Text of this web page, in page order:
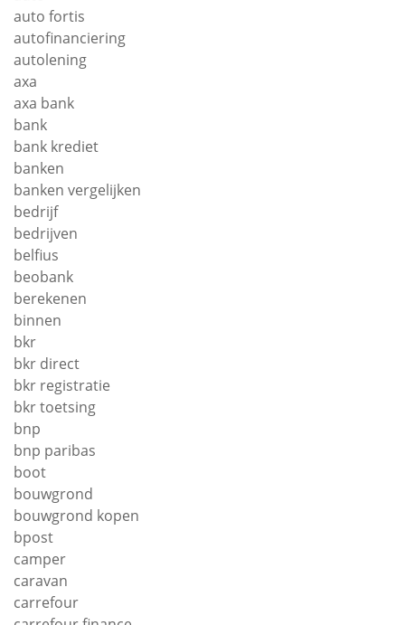
auto fortis
autofinanciering
autolening
axa
axa bank
bank
bank krediet
banken
banken vergelijken
bedrijf
bedrijven
belfius
beobank
berekenen
binnen
bkr
bkr direct
bkr registratie
bkr toetsing
bnp
bnp paribas
boot
bouwgrond
bouwgrond kopen
bpost
camper
caravan
carrefour